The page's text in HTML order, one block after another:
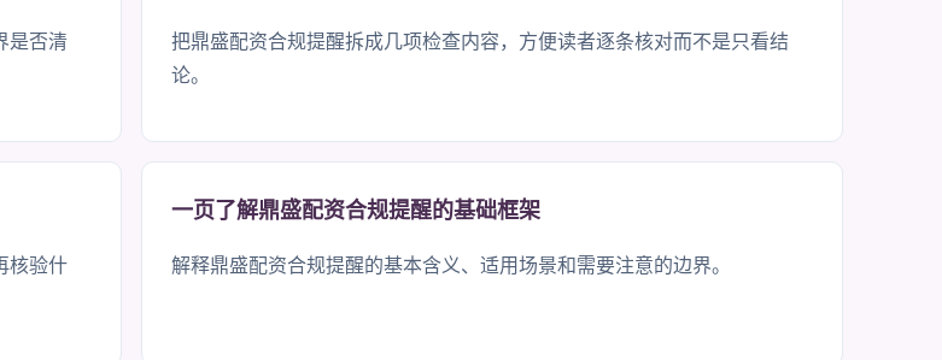
是否清
把鼎盛配资合规提醒拆成几项检查内容，方便读者逐条核对而不是只看结
论。
核验什
一页了解鼎盛配资合规提醒的基础框架
解释鼎盛配资合规提醒的基本含义、适用场景和需要注意的边界。